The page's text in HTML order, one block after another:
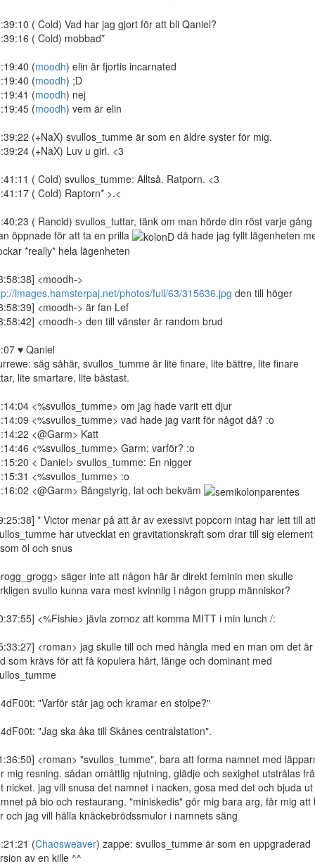
( Cold) Vad har jag gjort för att bli Qaniel?
( Cold) mobbad*
(moodh) elin är fjortis incarnated
(moodh) ;D
(moodh) nej
(moodh) vem är elin
(+NaX) svullos_tumme är som en äldre syster för mig.
(+NaX) Luv u girl. <3
( Cold) svullos_tumme: Alltså. Ratporn. <3
( Cold) Raptorn* >.<
( Rancid) svullos_tuttar, tänk om man hörde din röst varje gång
öppnade för att ta en prilla
då hade jag fyllt lägenheten
*really* hela lägenheten
<moodh->
images.hamsterpaj.net/photos/full/63/315636.jpg den till höger
<moodh-> är fan Lef
<moodh-> den till vänster är random brud
♥ Qaniel
säg såhär, svullos_tumme är lite finare, lite bättre, lite finare
lite smartare, lite bästast.
<%svullos_tumme> om jag hade varit ett djur
<%svullos_tumme> vad hade jag varit för något då? :o
<@Garm> Katt
<%svullos_tumme> Garm: varför? :o
< Daniel> svullos_tumme: En nigger
<%svullos_tumme> :o
<@Garm> Bångstyrig, lat och bekväm
* Victor menar på att år av exessivt popcorn intag har lett till
har utvecklat en gravitationskraft som drar till sig element
öl och snus
säger inte att någon här är direkt feminin men skulle
svullo kunna vara mest kvinnlig i någon grupp människor?
<%Fishie> jävla zornoz att komma MITT i min lunch /:
<roman> jag skulle till och med hångla med en man om det är
som krävs för att få kopulera hårt, länge och dominant med
"Varför står jag och kramar en stolpe?"
"Jag ska åka till Skånes centralstation".
<roman> "svullos_tumme", bara att forma namnet med
mig resning. sådan omåttlig njutning, glädje och sexighet utstrålas
nicket. jag vill snusa det namnet i nacken, gosa med det och bjuda ut
på bio och restaurang. "miniskedis" gör mig bara arg, får mig att
och jag vill hälla knäckebrödssmulor i namnets säng
(Chaosweaver) zappe: svullos_tumme är som en uppgraderad
av en kille ^^